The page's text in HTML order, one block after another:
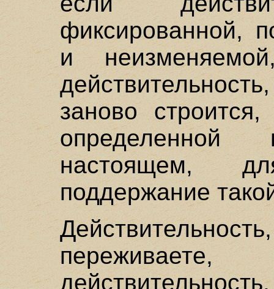
фиксированной,
и
заново
настоящем,
поддержание